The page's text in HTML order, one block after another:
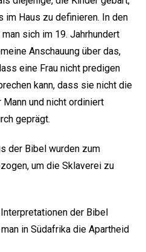
im Haus zu definieren. In den
sich im 19. Jahrhundert
Anschauung über das,
eine Frau nicht predigen
kann, dass sie nicht die
und nicht ordiniert
geprägt.
der Bibel wurden zum
um die Sklaverei zu
der Bibel
in Südafrika die Apartheid